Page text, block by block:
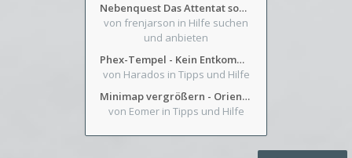
Nebenquest Das Attentat sowie Beilunker Reiter und zwei kleine Ausrüstungsfragen
von frenjarson in Hilfe suchen
und anbieten
Phex-Tempel - Kein Entkommen aus Weinkeller/Bibliothek Trakt
von Harados in Tipps und Hilfe
Minimap vergrößern - Orientierung in Blutzinnen
von Eomer in Tipps und Hilfe